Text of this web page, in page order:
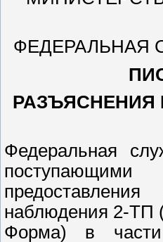
ФЕДЕРАЛЬНАЯ
РАЗЪЯСНЕНИЯ
Федеральная
поступающими
наблюдения 2-ТП
Форма) в части